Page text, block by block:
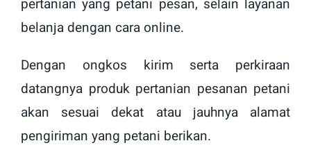
pertanian yang petani pesan, selain layanan
belanja dengan cara online.
Dengan ongkos kirim serta perkiraan
datangnya produk pertanian pesanan petani
akan sesuai dekat atau jauhnya alamat
pengiriman yang petani berikan.